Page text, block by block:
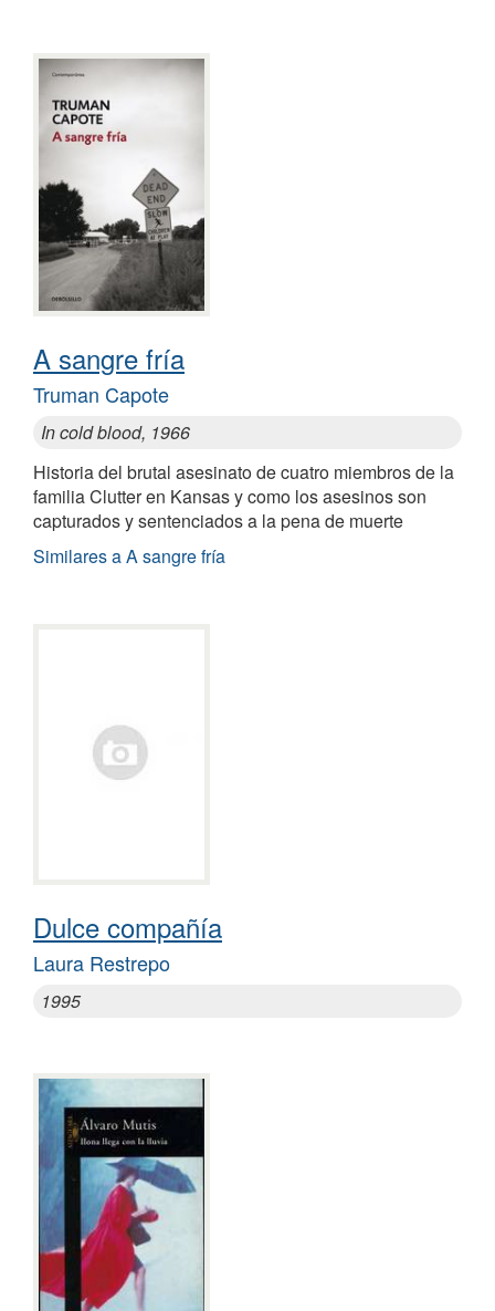
A sangre fría
Truman Capote
In cold blood, 1966
Historia del brutal asesinato de cuatro miembros de la
familia Clutter en Kansas y como los asesinos son
capturados y sentenciados a la pena de muerte
Similares a A sangre fría
Dulce compañía
Laura Restrepo
1995